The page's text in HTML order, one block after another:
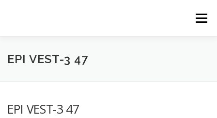
Meniu
HOME EVENIMENTE
EPI VEST-3 47
EPI VEST-3 47